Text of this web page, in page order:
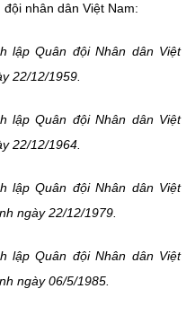
nhân dân Việt Nam:
lập Quân đội Nhân dân Việt
22/12/1959.
lập Quân đội Nhân dân Việt
22/12/1964.
lập Quân đội Nhân dân Việt
ngày 22/12/1979.
lập Quân đội Nhân dân Việt
ngày 06/5/1985.